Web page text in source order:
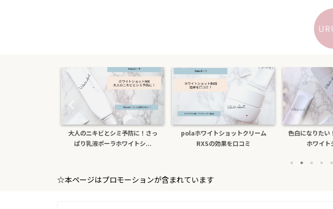
polaホワイトショットクリーム
RXSの効果を口コミ
色白になりたい！30代以上にpola
ホワイトショットl...
【比較】プロテ
プローズと
☆本ページはプロモーションが含まれています